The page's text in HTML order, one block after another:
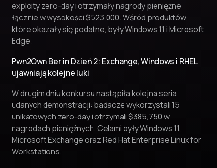
exploity zero-day i otrzymały nagrody pieniężne
łącznie w wysokości $523,000. Wśród produktów,
które okazały się podatne, były Windows 11 i Microsoft
Edge.
Pwn2Own Berlin Dzień 2: Exchange, Windows i RHEL
ujawniają kolejne luki
W drugim dniu konkursu nastąpiła kolejna seria
udanych demonstracji: badacze wykorzystali 15
unikatowych zero-day i otrzymali $385,750 w
nagrodach pieniężnych. Celami były Windows 11,
Microsoft Exchange oraz Red Hat Enterprise Linux for
Workstations.